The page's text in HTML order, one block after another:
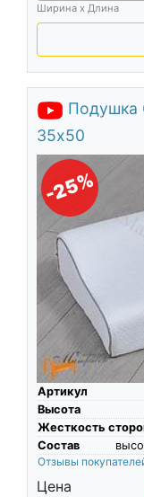
Ширина х Длина
Подушка
35х50
-25%
Артикул
Высота
Жесткость
Состав
Отзывы
Цена